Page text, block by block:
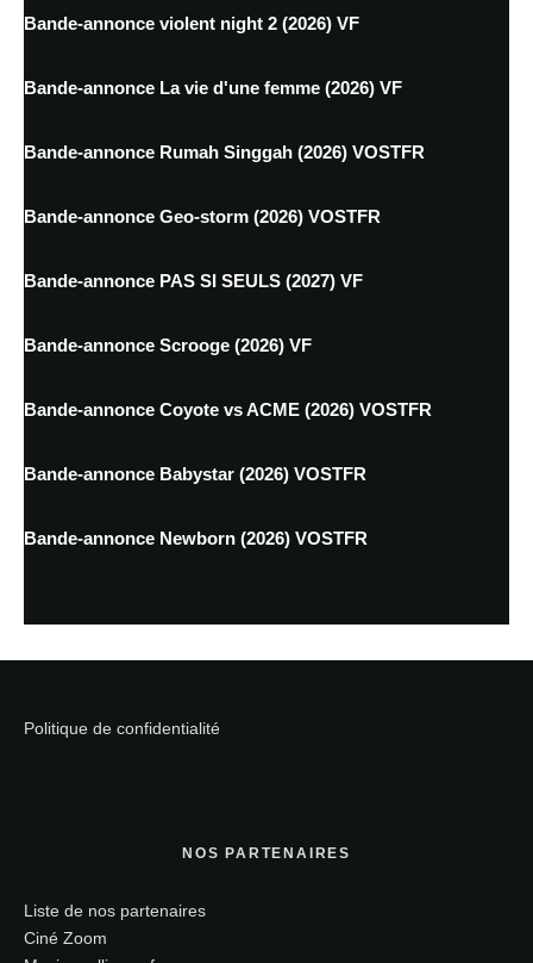
Bande-annonce violent night 2 (2026) VF
Bande-annonce La vie d'une femme (2026) VF
Bande-annonce Rumah Singgah (2026) VOSTFR
Bande-annonce Geo-storm (2026) VOSTFR
Bande-annonce PAS SI SEULS (2027) VF
Bande-annonce Scrooge (2026) VF
Bande-annonce Coyote vs ACME (2026) VOSTFR
Bande-annonce Babystar (2026) VOSTFR
Bande-annonce Newborn (2026) VOSTFR
Politique de confidentialité
NOS PARTENAIRES
Liste de nos partenaires
Ciné Zoom